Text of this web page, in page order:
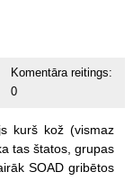
Komentāra reitings:
0
kurš kož (vismaz
tas štatos, grupas
SOAD gribētos